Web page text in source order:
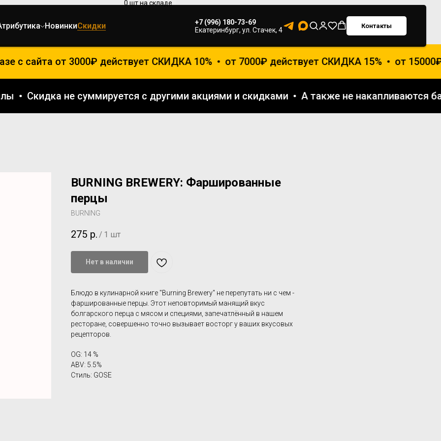
НовинкиСкидки
+7 (996) 180-73-69
Екатеринбург, ул. Стачек, 4
Контакты
с сайта от 3000₽ действует СКИДКА 10% от 7000₽ действует СКИДКА 15% от 15000₽
Скидка не суммируется с другими акциями и скидками А также не
BURNING BREWERY: Фаршированные
перцы
BURNING
275 р. / 1 шт
Нет в наличии
Блюдо в кулинарной книге "Burning Brewery" не перепутать ни с чем -
фаршированные перцы. Этот неповторимый манящий вкус
болгарского перца с мясом и специями, запечатлённый в нашем
ресторане, совершенно точно вызывает восторг у ваших вкусовых
рецепторов.
OG: 14 %
ABV: 5.5%
Стиль: GOSE